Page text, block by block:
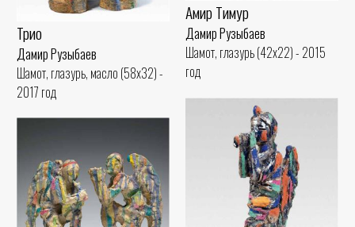
Амир Тимур
Дамир Рузыбаев
Шамот, глазурь (42x22) - 2015
год
Трио
Дамир Рузыбаев
Шамот, глазурь, масло (58x32) -
2017 год